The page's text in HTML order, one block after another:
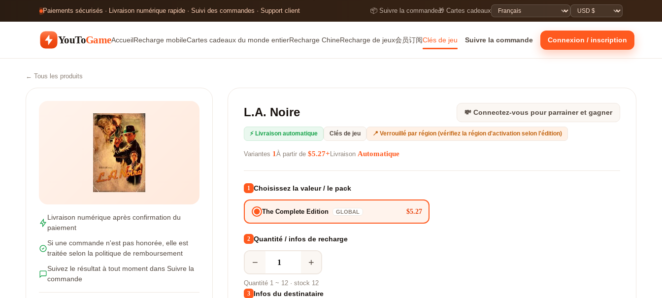
Paiements sécurisés · Livraison numérique rapide · Suivi des commandes · Support client 📦 Suivre la commande🎁 Cartes cadeaux
YouToGameAccueilRecharge mobileCartes cadeaux du monde entierRecharge ChineRecharge de jeux会员订阅Clés de jeu Suivre la commande Connexion / inscription
← Tous les produits
Livraison numérique après confirmation du
paiement
Si une commande n'est pas honorée, elle est
traitée selon la politique de remboursement
Suivez le résultat à tout moment dans Suivre la
commande
💸 Connectez-vous pour parrainer et gagner
L.A. Noire
⚡ Livraison automatique Clés de jeu 📍 Verrouillé par région (vérifiez la région d'activation selon l'édition)
Variantes 1 À partir de $5.27+ Livraison Automatique
1 Choisissez la valeur / le pack
The Complete Edition GLOBAL $5.27
2 Quantité / infos de recharge
− +
Quantité 1 ~ 12 · stock 12
3 Infos du destinataire